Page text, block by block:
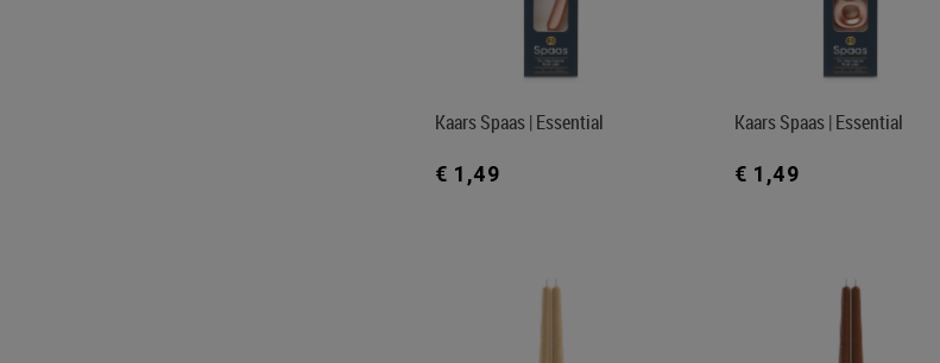
Kaars Spaas | Essential
€ 1,49
Kaars Spaas | Essential
€ 1,49